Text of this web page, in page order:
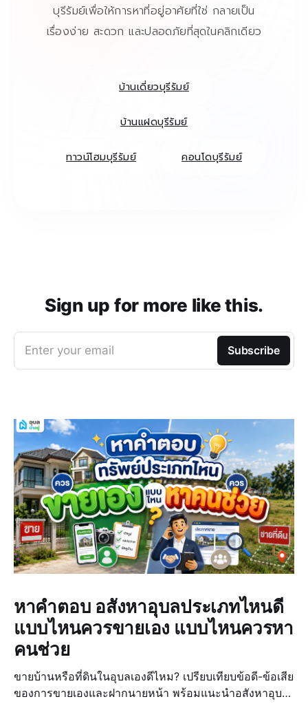
บุรีรัมย์เพื่อให้การหาที่อยู่อาศัยที่ใช่ กลายเป็น
เรื่องง่าย สะดวก และปลอดภัยที่สุดในคลิกเดียว
บ้านเดี่ยวบุรีรัมย์
บ้านแฝดบุรีรัมย์
ทาวน์โฮมบุรีรัมย์ คอนโดบุรีรัมย์
Sign up for more like this.
Enter your email Subscribe
หาคำตอบ อสังหาอุบลประเภทไหนดี
แบบไหนควรขายเอง แบบไหนควรหา
คนช่วย
ขายบ้านหรือที่ดินในอุบลเองดีไหม? เปรียบเทียบข้อดี-ข้อเสีย
ของการขายเองและฝากนายหน้า พร้อมแนะนำอสังหาอุบล